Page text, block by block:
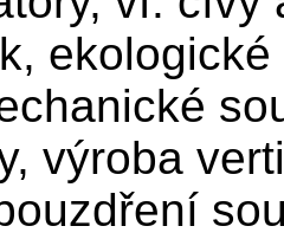
výroba